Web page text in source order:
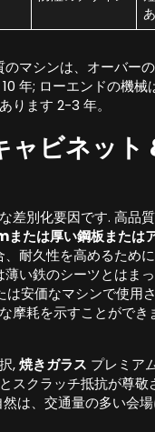
のマシンは、オーバー
年; ローエンドの機械
ります 2-3 年。
ャビネッ
差別化要因です. 高品
または厚い鋼板または
、耐久性を高めるため
薄い鉄のシーツとはま
安価なマシンで使用
摩耗を示すことができ
,焼きガラス プレミア
スクラッチ抵抗が尊敬
然は、交通量の多い会